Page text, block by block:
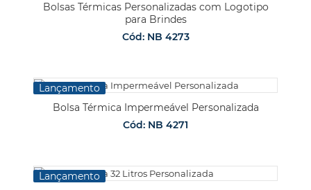
Bolsas Térmicas Personalizadas com Logotipo
para Brindes
Cód: NB 4273
Lançamento
Bolsa Térmica Impermeável Personalizada
Cód: NB 4271
Lançamento